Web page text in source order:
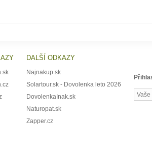
DALŠÍ ODKAZY
Najnakup.sk
Solartour.sk - Dovolenka leto 2026
DovolenkaInak.sk
Naturopat.sk
Zapper.cz